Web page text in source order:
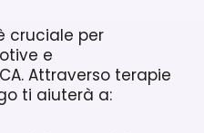
cruciale per
e
Attraverso terapie
ti aiuterà a: